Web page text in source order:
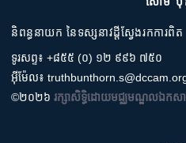
និពន្ធនាយក នៃទស្សនាវដ្តីស្វែងរកការពិត
ទូរសព្ទ៖ +៨៥៥ (០) ១២ ៩៩៦ ៧៥០
អ៊ីម៉ែល៖
©២០២៦ រក្សាសិទ្ធិដោយមជ្ឈមណ្ឌលឯកសារ